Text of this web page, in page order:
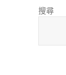
準
搜尋